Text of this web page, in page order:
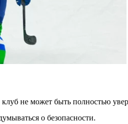
не может быть полностью
о безопасности.